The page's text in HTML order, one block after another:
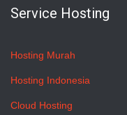
Service Hosting
Hosting Murah
Hosting Indonesia
Cloud Hosting